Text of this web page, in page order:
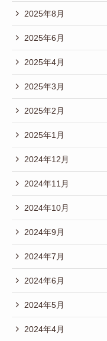
2025年8月
2025年6月
2025年4月
2025年3月
2025年2月
2025年1月
2024年12月
2024年11月
2024年10月
2024年9月
2024年7月
2024年6月
2024年5月
2024年4月